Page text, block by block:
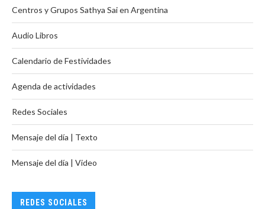
Centros y Grupos Sathya Sai en Argentina
Audio Libros
Calendario de Festividades
Agenda de actividades
Redes Sociales
Mensaje del día | Texto
Mensaje del día | Video
REDES SOCIALES